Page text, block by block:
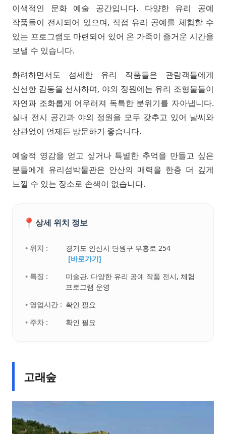
이색적인 문화 예술 공간입니다. 다양한 유리 공예
작품들이 전시되어 있으며, 직접 유리 공예를 체험할 수
있는 프로그램도 마련되어 있어 온 가족이 즐거운 시간을
보낼 수 있습니다.
화려하면서도 섬세한 유리 작품들은 관람객들에게
신선한 감동을 선사하며, 야외 정원에는 유리 조형물들이
자연과 조화롭게 어우러져 독특한 분위기를 자아냅니다.
실내 전시 공간과 야외 정원을 모두 갖추고 있어 날씨와
상관없이 언제든 방문하기 좋습니다.
예술적 영감을 얻고 싶거나 특별한 추억을 만들고 싶은
분들에게 유리섬박물관은 안산의 매력을 한층 더 깊게
느낄 수 있는 장소로 손색이 없습니다.
📍 상세 위치 정보
• 위치 :
경기도 안산시 단원구 부흥로 254
[바로가기]
• 특징 :
미술관. 다양한 유리 공예 작품 전시, 체험
프로그램 운영
• 영업시간 : 확인 필요
• 주차 :
확인 필요
고래숲